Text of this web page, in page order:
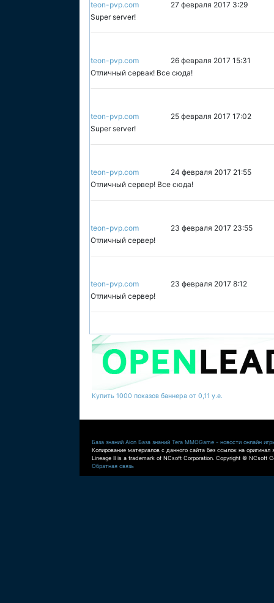
teon-pvp.com
27 февраля 2017 3:29
Super server!
teon-pvp.com
26 февраля 2017 15:31
Отличный сервак! Все сюда!
teon-pvp.com
25 февраля 2017 17:02
Super server!
teon-pvp.com
24 февраля 2017 21:55
Отличный сервер! Все сюда!
teon-pvp.com
23 февраля 2017 23:55
Отличный сервер!
teon-pvp.com
23 февраля 2017 8:12
Отличный сервер!
Купить 1000 показов баннера от 0,11 у.е.
База знаний Aion База знаний Tera MMOGame - новости онлайн
Копирование материалов с данного сайта без ссылок на оригинал
Lineage II is a trademark of NCsoft Corporation. Copyright © NCsoft
Обратная связь